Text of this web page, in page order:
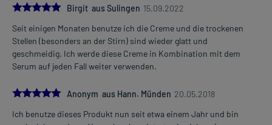
5.0
Birgit aus Sulingen 15.09.2022
Seit einigen Monaten benutze ich die Creme und die trockenen
Stellen (besonders an der Stirn) sind wieder glatt und
geschmeidig. Ich werde diese Creme in Kombination mit dem
Serum auf jeden Fall weiter verwenden.
5.0Anonym aus Hann. Münden 20.05.2018
Ich benutze dieses Produkt nun seit etwa einem Jahr und bin